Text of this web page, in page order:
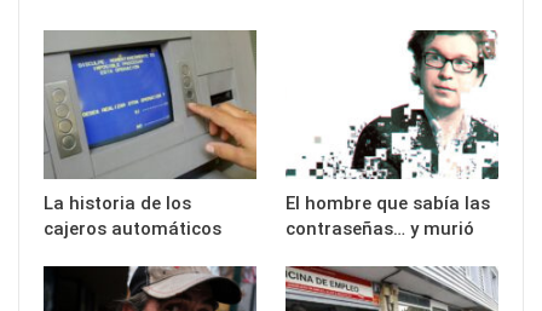
La historia de los
cajeros automáticos
El hombre que sabía las
contraseñas… y murió